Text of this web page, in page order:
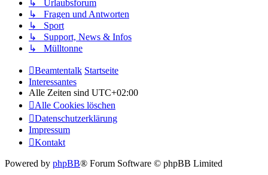
↳ Urlaubsforum
↳ Fragen und Antworten
↳ Sport
↳ Support, News & Infos
↳ Mülltonne
Beamtentalk Startseite
Interessantes
Alle Zeiten sind UTC+02:00
Alle Cookies löschen
Datenschutzerklärung
Impressum
Kontakt
Powered by phpBB® Forum Software © phpBB Limited